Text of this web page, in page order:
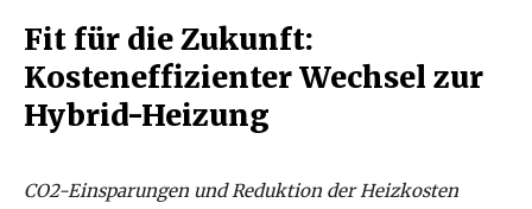
Fit für die Zukunft:
Kosteneffizienter Wechsel zur
Hybrid-Heizung
CO2-Einsparungen und Reduktion der Heizkosten